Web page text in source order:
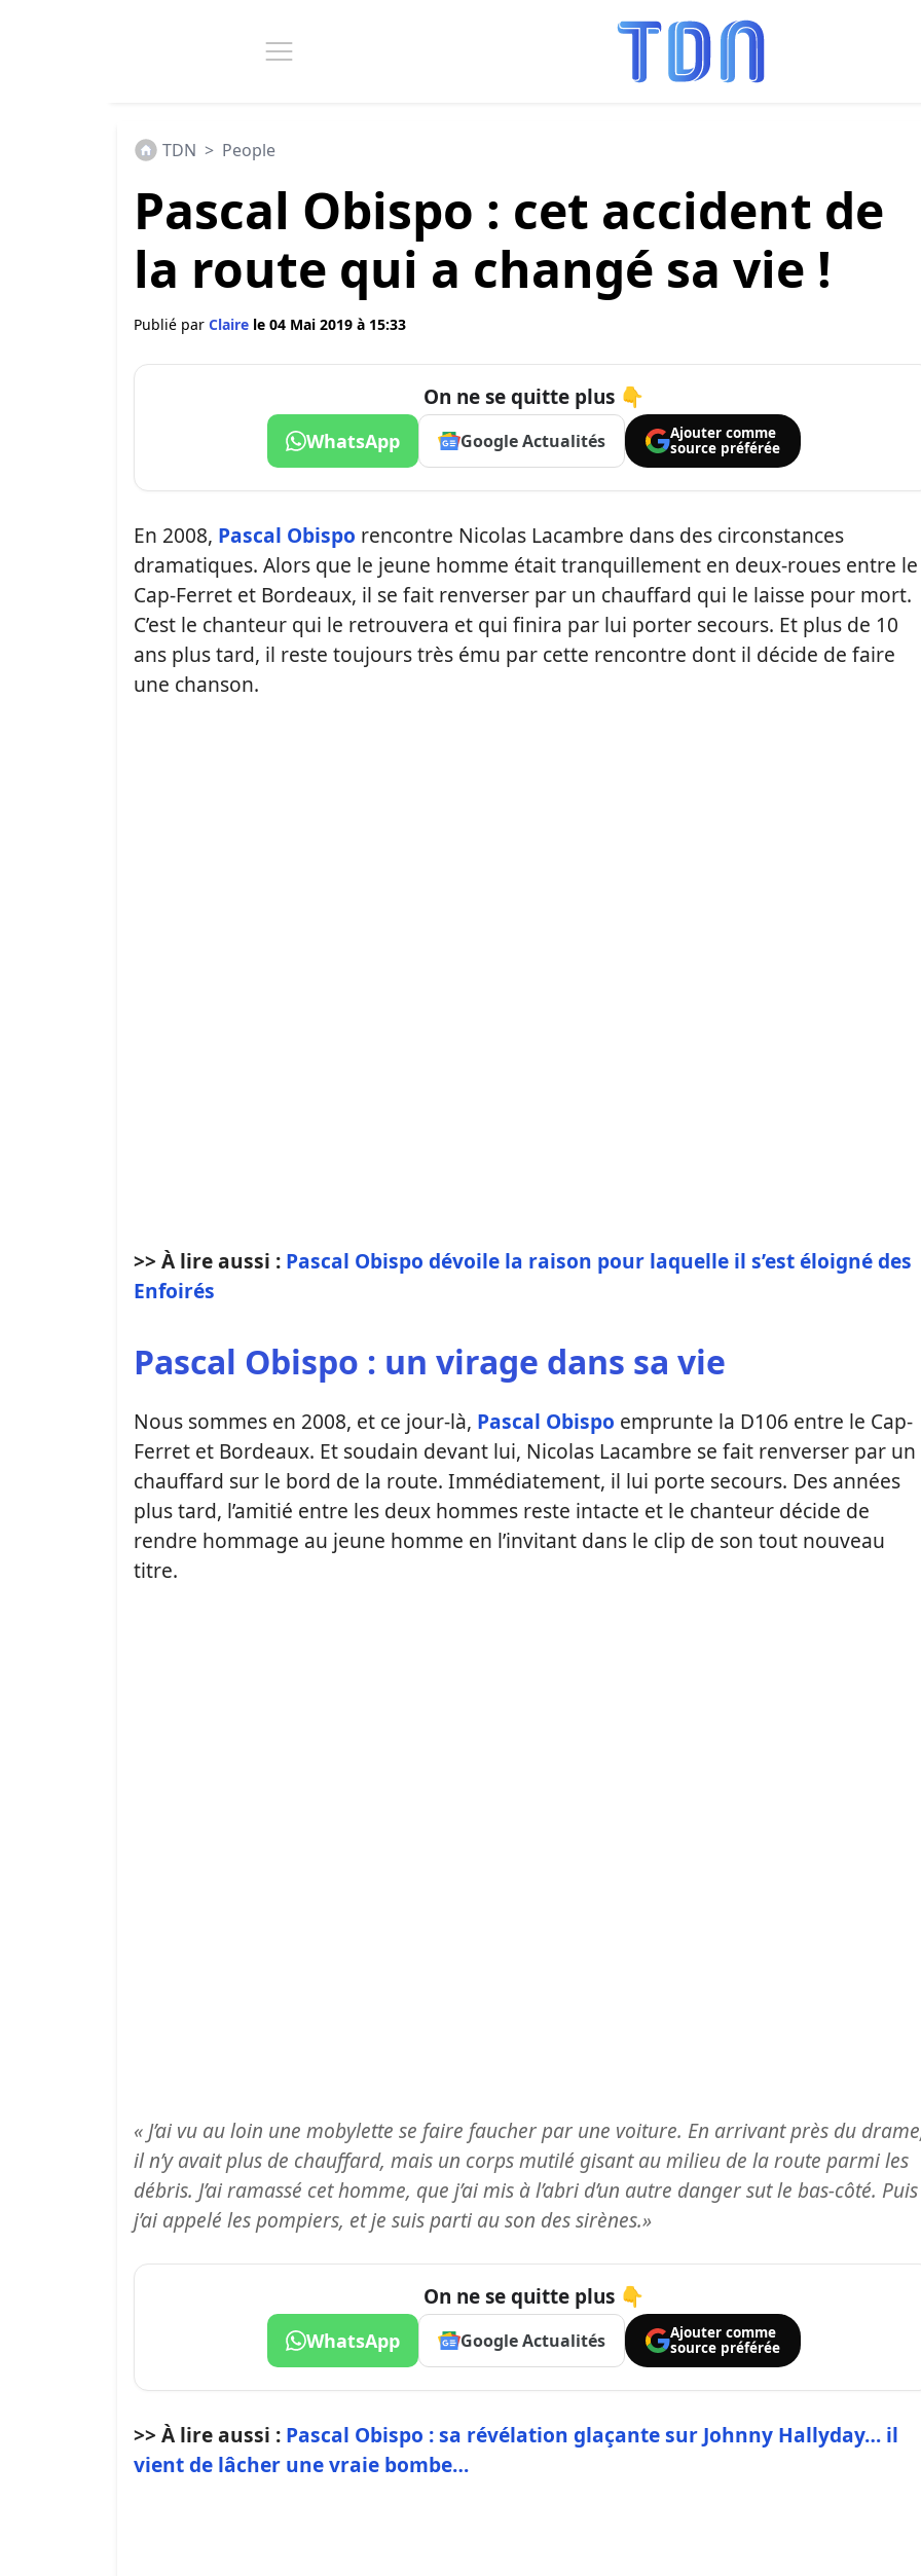
TDN > People
Pascal Obispo : cet accident de
la route qui a changé sa vie !
Publié par Claire le 04 Mai 2019 à 15:33
On ne se quitte plus 👇
WhatsApp Google Actualités
Ajouter comme
source préférée
En 2008, Pascal Obispo rencontre Nicolas Lacambre dans des circonstances
dramatiques. Alors que le jeune homme était tranquillement en deux-roues entre le
Cap-Ferret et Bordeaux, il se fait renverser par un chauffard qui le laisse pour mort.
C’est le chanteur qui le retrouvera et qui finira par lui porter secours. Et plus de 10
ans plus tard, il reste toujours très ému par cette rencontre dont il décide de faire
une chanson.
>> À lire aussi : Pascal Obispo dévoile la raison pour laquelle il s’est éloigné des
Enfoirés
Pascal Obispo : un virage dans sa vie
Nous sommes en 2008, et ce jour-là, Pascal Obispo emprunte la D106 entre le Cap-
Ferret et Bordeaux. Et soudain devant lui, Nicolas Lacambre se fait renverser par un
chauffard sur le bord de la route. Immédiatement, il lui porte secours. Des années
plus tard, l’amitié entre les deux hommes reste intacte et le chanteur décide de
rendre hommage au jeune homme en l’invitant dans le clip de son tout nouveau
titre.
« J’ai vu au loin une mobylette se faire faucher par une voiture. En arrivant près du
il n’y avait plus de chauffard, mais un corps mutilé gisant au milieu de la route parmi les
débris. J’ai ramassé cet homme, que j’ai mis à l’abri d’un autre danger sut le bas-côté. Puis
j’ai appelé les pompiers, et je suis parti au son des sirènes.»
On ne se quitte plus 👇
WhatsApp Google Actualités
Ajouter comme
source préférée
>> À lire aussi : Pascal Obispo : sa révélation glaçante sur Johnny Hallyday… il
vient de lâcher une vraie bombe…